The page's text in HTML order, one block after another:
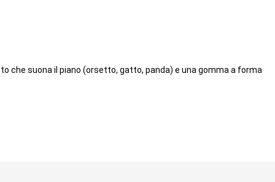
che suona il piano (orsetto, gatto, panda) e una gomma a forma